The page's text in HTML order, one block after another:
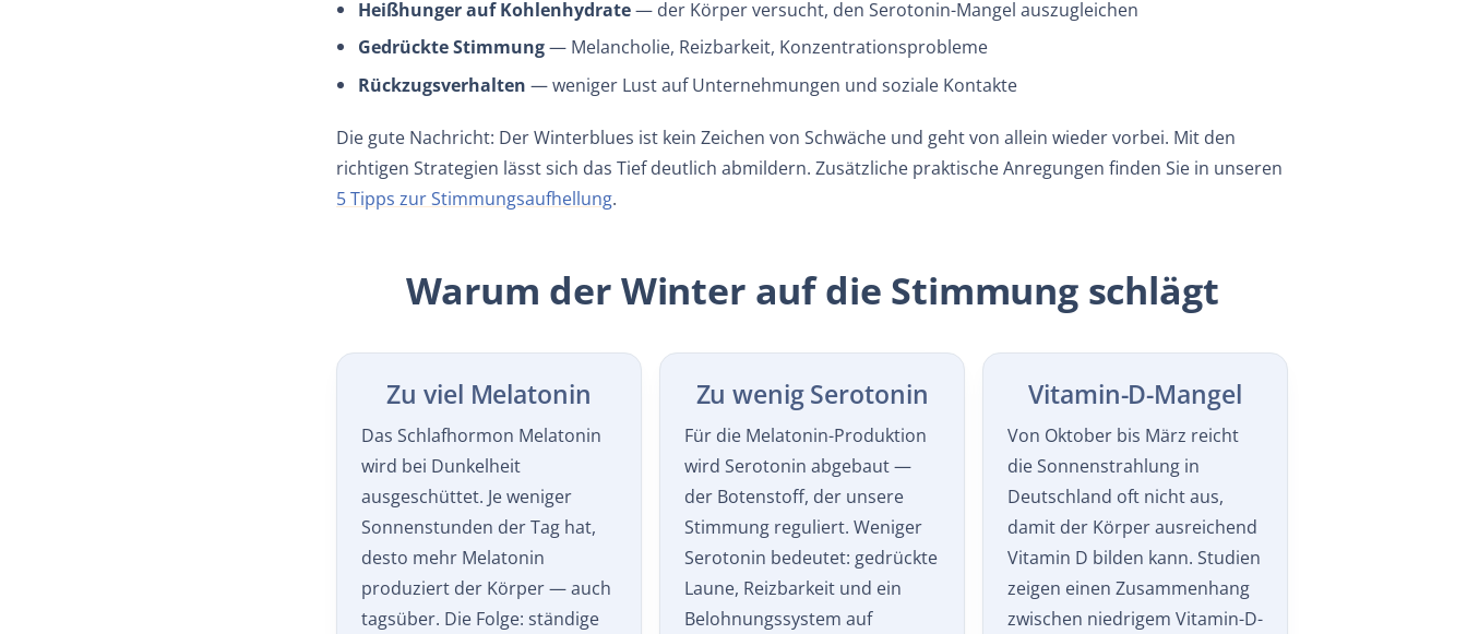
Heißhunger auf Kohlenhydrate— der Körper versucht, den Serotonin-Mangel auszugleichen
Gedrückte Stimmung— Melancholie, Reizbarkeit, Konzentrationsprobleme
Rückzugsverhalten — weniger Lust auf Unternehmungen und soziale Kontakte
Die gute Nachricht: Der Winterblues ist kein Zeichen von Schwäche und geht von allein wieder vorbei. Mit den
richtigen Strategien lässt sich das Tief deutlich abmildern. Zusätzliche praktische Anregungen finden Sie in unseren
5 Tipps zur Stimmungsaufhellung.
Warum der Winter auf die Stimmung schlägt
Zu viel Melatonin
Das Schlafhormon Melatonin
wird bei Dunkelheit
ausgeschüttet. Je weniger
Sonnenstunden der Tag hat,
desto mehr Melatonin
produziert der Körper — auch
tagsüber. Die Folge: ständige
Zu wenig Serotonin
Für die Melatonin-Produktion
wird Serotonin abgebaut —
der Botenstoff, der unsere
Stimmung reguliert. Weniger
Serotonin bedeutet: gedrückte
Laune, Reizbarkeit und ein
Belohnungssystem auf
Vitamin-D-Mangel
Von Oktober bis März reicht
die Sonnenstrahlung in
Deutschland oft nicht aus,
damit der Körper ausreichend
Vitamin D bilden kann. Studien
zeigen einen Zusammenhang
zwischen niedrigem Vitamin-D-